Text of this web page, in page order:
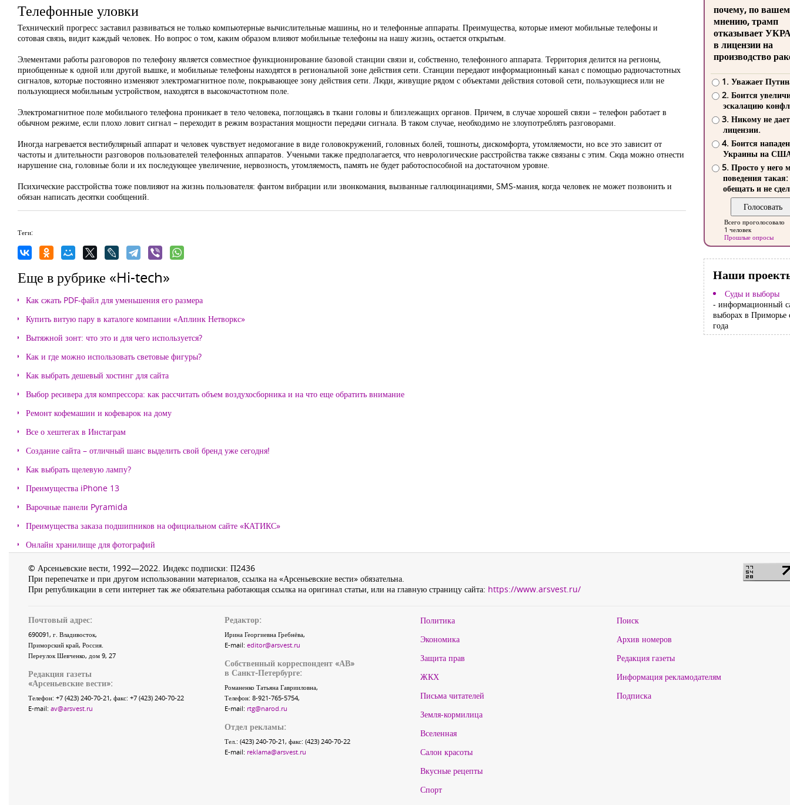
Телефонные уловки
Технический прогресс заставил развиваться не только компьютерные вычислительные машины, но и телефонные аппараты. Преимущества, которые имеют мобильные телефоны и
сотовая связь, видит каждый человек. Но вопрос о том, каким образом влияют мобильные телефоны на нашу жизнь, остается открытым.
Элементами работы разговоров по телефону является совместное функционирование базовой станции связи и, собственно, телефонного аппарата. Территория делится на регионы,
приобщенные к одной или другой вышке, и мобильные телефоны находятся в региональной зоне действия сети. Станции передают информационный канал с помощью радиочастотных
сигналов, которые постоянно изменяют электромагнитное поле, покрывающее зону действия сети. Люди, живущие рядом с объектами действия сотовой сети, пользующиеся или не
пользующиеся мобильным устройством, находятся в высокочастотном поле.
Электромагнитное поле мобильного телефона проникает в тело человека, поглощаясь в ткани головы и близлежащих органов. Причем, в случае хорошей связи – телефон работает в
обычном режиме, если плохо ловит сигнал – переходит в режим возрастания мощности передачи сигнала. В таком случае, необходимо не злоупотреблять разговорами.
Иногда нагревается вестибулярный аппарат и человек чувствует недомогание в виде головокружений, головных болей, тошноты, дискомфорта, утомляемости, но все это зависит от
частоты и длительности разговоров пользователей телефонных аппаратов. Учеными также предполагается, что неврологические расстройства также связаны с этим. Сюда можно отнести
нарушение сна, головные боли и их последующее увеличение, нервозность, утомляемость, память не будет работоспособной на достаточном уровне.
Психические расстройства тоже повлияют на жизнь пользователя: фантом вибрации или звонкомания, вызванные галлюцинациями, SMS-мания, когда человек не может позвонить и
обязан написать десятки сообщений.
Теги:
Еще в рубрике «Hi-tech»
Как сжать PDF-файл для уменьшения его размера
Купить витую пару в каталоге компании «Аплинк Нетворкс»
Вытяжной зонт: что это и для чего используется?
Как и где можно использовать световые фигуры?
Как выбрать дешевый хостинг для сайта
Выбор ресивера для компрессора: как рассчитать объем воздухосборника и на что еще обратить внимание
Ремонт кофемашин и кофеварок на дому
Все о хештегах в Инстаграм
Создание сайта – отличный шанс выделить свой бренд уже сегодня!
Как выбрать щелевую лампу?
Преимущества iPhone 13
Варочные панели Pyramida
Преимущества заказа подшипников на официальном сайте «КАТИКС»
Онлайн хранилище для фотографий
почему, по
мнению, трамп
отказывает
в лицензии на
производство
1. Уважает
2. Боится
эскалацию
3. Никому не
лицензии.
4. Боится
Украины на
5. Просто у него
поведения такая:
обещать и не
Всего проголосовало
1 человек
Прошлые опросы
Наши
Суды и выборы
- информационный
выборах в Приморье
года
© Арсеньевские вести, 1992—2022. Индекс подписки: П2436
При перепечатке и при другом использовании материалов, ссылка на «Арсеньевские вести» обязательна.
При републикации в сети интернет так же обязательна работающая ссылка на оригинал статьи, или на главную страницу сайта: https://www.arsvest.ru/
Почтовый адрес:
690091, г. Владивосток,
Приморский край, Россия.
Переулок Шевченко, дом 9, 27
Редакция газеты
«Арсеньевские вести»:
Телефон: +7 (423) 240-70-21, факс: +7 (423) 240-70-22
E-mail: av@arsvest.ru
Редактор:
Ирина Георгиевна Гребнёва,
E-mail: editor@arsvest.ru
Собственный корреспондент «АВ»
в Санкт-Петербурге:
Романенко Татьяна Гаврииловна,
Телефон: 8-921-765-5754,
E-mail: rtg@narod.ru
Отдел рекламы:
Тел.: (423) 240-70-21, факс: (423) 240-70-22
E-mail: reklama@arsvest.ru
Политика
Экономика
Защита прав
ЖКХ
Письма читателей
Земля-кормилица
Вселенная
Салон красоты
Вкусные рецепты
Спорт
Поиск
Архив номеров
Редакция газеты
Информация рекламодателям
Подписка